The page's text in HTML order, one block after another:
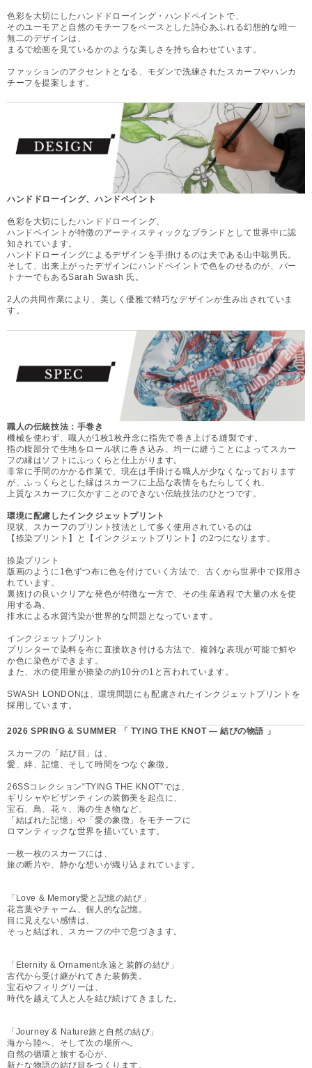
色彩を大切にしたハンドドローイング・ハンドペイントで、
そのユーモアと自然のモチーフをベースとした詩心あふれる幻想的な唯一
無二のデザインは、
まるで絵画を見ているかのような美しさを持ち合わせています。
ファッションのアクセントとなる、モダンで洗練されたスカーフやハンカ
チーフを提案します。
ハンドドローイング、ハンドペイント
色彩を大切にしたハンドドローイング、
ハンドペイントが特徴のアーティスティックなブランドとして世界中に認
知されています。
ハンドドローイングによるデザインを手掛けるのは夫である山中聡男氏。
そして、出来上がったデザインにハンドペイントで色をのせるのが、パー
トナーでもあるSarah Swash 氏。
2人の共同作業により、美しく優雅で精巧なデザインが生み出されていま
す。
職人の伝統技法：手巻き
機械を使わず、職人が1枚1枚丹念に指先で巻き上げる縫製です。
指の腹部分で生地をロール状に巻き込み、均一に縫うことによってスカー
フの縁はソフトにふっくらと仕上がります。
非常に手間のかかる作業で、現在は手掛ける職人が少なくなっております
が、ふっくらとした縁はスカーフに上品な表情をもたらしてくれ、
上質なスカーフに欠かすことのできない伝統技法のひとつです。
環境に配慮したインクジェットプリント
現状、スカーフのプリント技法として多く使用されているのは
【捺染プリント】と【インクジェットプリント】の2つになります。
捺染プリント
版画のように1色ずつ布に色を付けていく方法で、古くから世界中で採用さ
れています。
裏抜けの良いクリアな発色が特徴な一方で、その生産過程で大量の水を使
用する為、
排水による水質汚染が世界的な問題となっています。
インクジェットプリント
プリンターで染料を布に直接吹き付ける方法で、複雑な表現が可能で鮮や
か色に染色ができます。
また、水の使用量が捺染の約10分の1と言われています。
SWASH LONDONは、環境問題にも配慮されたインクジェットプリントを
採用しています。
2026 SPRING & SUMMER 「 TYING THE KNOT — 結びの物語 」
スカーフの「結び目」は、
愛、絆、記憶、そして時間をつなぐ象徴。
26SSコレクション“TYING THE KNOT”では、
ギリシャやビザンティンの装飾美を起点に、
宝石、鳥、花々、海の生き物など、
「結ばれた記憶」や「愛の象徴」をモチーフに
ロマンティックな世界を描いています。
一枚一枚のスカーフには、
旅の断片や、静かな想いが織り込まれています。
「Love & Memory愛と記憶の結び」
花言葉やチャーム、個人的な記憶。
目に見えない感情は、
そっと結ばれ、スカーフの中で息づきます。
「Eternity & Ornament永遠と装飾の結び」
古代から受け継がれてきた装飾美。
宝石やフィリグリーは、
時代を越えて人と人を結び続けてきました。
「Journey & Nature旅と自然の結び」
海から陸へ、そして次の場所へ。
自然の循環と旅する心が、
新たな物語の結び目をつくります。